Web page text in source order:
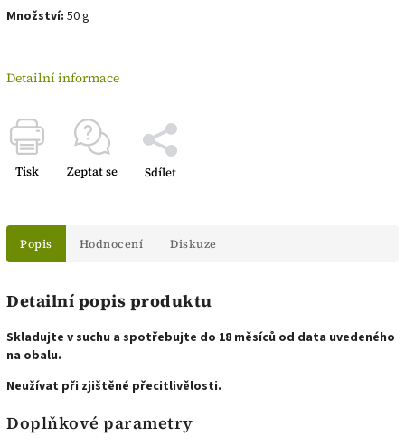
Množství: 50 g
Detailní informace
Tisk Zeptat se Sdílet
Popis Hodnocení Diskuze
Detailní popis produktu
Skladujte v suchu a spotřebujte do 18 měsíců od data uvedeného
na obalu.
Neužívat při zjištěné přecitlivělosti.
Doplňkové parametry